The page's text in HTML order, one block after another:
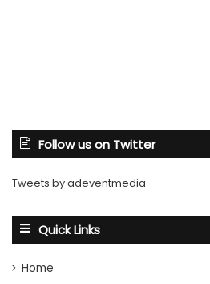
Follow us on Twitter
Tweets by adeventmedia
Quick Links
Home